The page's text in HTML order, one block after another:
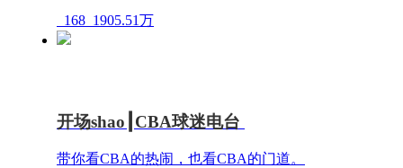
168 1905.51万
开场shao┃CBA球迷电台
带你看CBA的热闹，也看CBA的门道。